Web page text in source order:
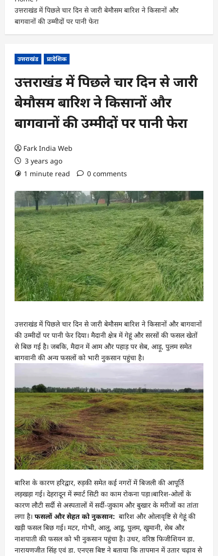
उत्तराखंड में पिछले चार दिन से जारी बेमौसम बारिश ने किसानों और
बागवानों की उम्मीदों पर पानी फेरा
उत्तराखंड प्रादेशिक
उत्तराखंड में पिछले चार दिन से जारी
बेमौसम बारिश ने किसानों और
बागवानों की उम्मीदों पर पानी फेरा
Fark India Web
3 years ago
1 minute read
0 comments
उत्तराखंड में पिछले चार दिन से जारी बेमौसम बारिश ने किसानों और बागवानों
की उम्मीदों पर पानी फेर दिया। मैदानी क्षेत्र में गेहूं और सरसों की फसल खेतों
से बिछ गई है। जबकि, मैदान में आम और पहाड़ पर सेब, आड़ू, पुलम समेत
बागवानी की अन्य फसलों को भारी नुकसान पहुंचा है।
बारिश के कारण हरिद्वार, रुड़की समेत कई नगरों में बिजली की आपूर्ति
लड़खड़ा गई। देहरादून में स्मार्ट सिटी का काम रोकना पड़ा।बारिश-ओलों के
कारण लौटी सर्दी से अस्पतालों में सर्दी-जुकाम और बुखार के मरीजों का तांता
लगा है। फसलों और सेहत को नुकसान: बारिश और ओलावृष्टि से गेहूं की
खड़ी फसल बिछ गई। मटर, गोभी, आलू, आडू, पुलम, खुमानी, सेब और
नाशपाती की फसल को भी नुकसान पहुंचा है। उधर, वरिष्ठ फिजीशियन डा.
नारायणजीत सिंह एवं डा. एनएस बिष्ट ने बताया कि तापमान में उतार चढ़ाव से